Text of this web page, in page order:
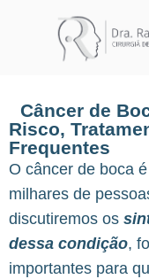
Câncer de
Risco,
Frequentes
O câncer de boca
milhares de
discutiremos os
dessa condição,
importantes para